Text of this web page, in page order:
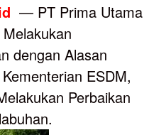
— PT Prima Utama
dengan Alasan
ESDM,
Perbaikan